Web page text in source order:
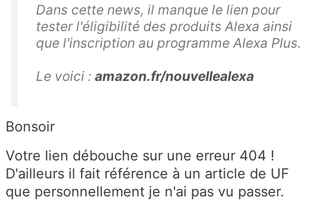
Dans cette news, il manque le lien pour
tester l'éligibilité des produits Alexa ainsi
que l'inscription au programme Alexa Plus.
Le voici : amazon.fr/nouvellealexa
Bonsoir
Votre lien débouche sur une erreur 404 !
D'ailleurs il fait référence à un article de UF
que personnellement je n'ai pas vu passer.